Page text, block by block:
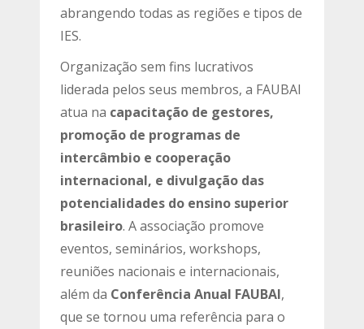
abrangendo todas as regiões e tipos de
IES.
Organização sem fins lucrativos
liderada pelos seus membros, a FAUBAI
atua na capacitação de gestores,
promoção de programas de
intercâmbio e cooperação
internacional, e divulgação das
potencialidades do ensino superior
brasileiro. A associação promove
eventos, seminários, workshops,
reuniões nacionais e internacionais,
além da Conferência Anual FAUBAI,
que se tornou uma referência para o